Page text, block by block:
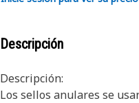
Descripción
Descripción:
Los sellos anulares se